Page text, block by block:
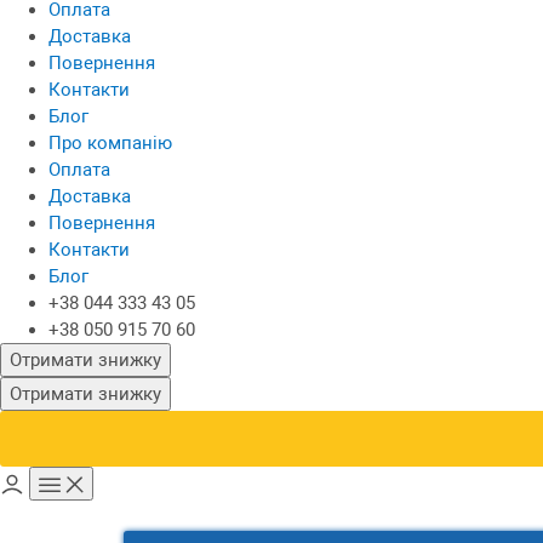
Оплата
Доставка
Повернення
Контакти
Блог
Про компанію
Оплата
Доставка
Повернення
Контакти
Блог
+38 044 333 43 05
+38 050 915 70 60
Отримати знижку
Отримати знижку